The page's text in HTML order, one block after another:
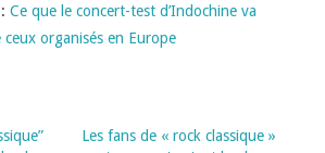
:Ce que le concert-test d’Indochine va
organisés en Europe
Les fans de « rock classique »